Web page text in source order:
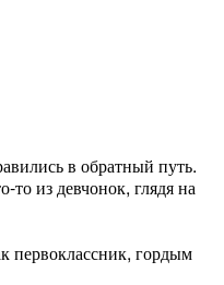
в обратный путь.
из девчонок, глядя на
первоклассник, гордым